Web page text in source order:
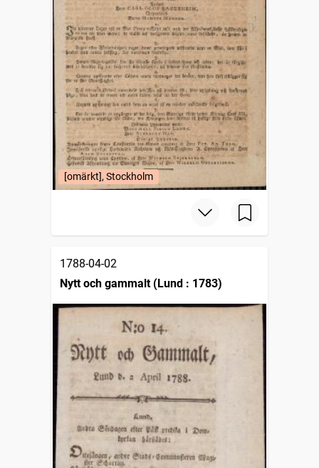
[omärkt], Stockholm
1788-04-02
Nytt och gammalt (Lund : 1783)